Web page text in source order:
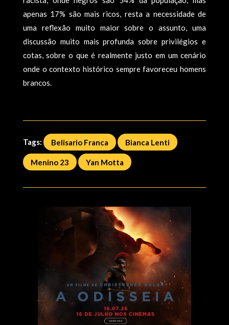
apenas 17% são mais ricos, resta a necessidade de
uma reflexão muito maior sobre o assunto, uma
discussão muito mais profunda sobre privilégios e
cotas, sobre o que é realmente justo em um cenário
onde o contexto histórico sempre favoreceu homens
brancos.
Tags: Belisario Franca Bianca Lenti
Menino 23 Yan Motta